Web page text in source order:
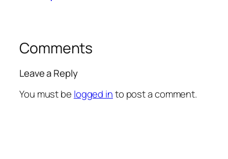
Comments
Leave a Reply
You must be logged into post a comment.